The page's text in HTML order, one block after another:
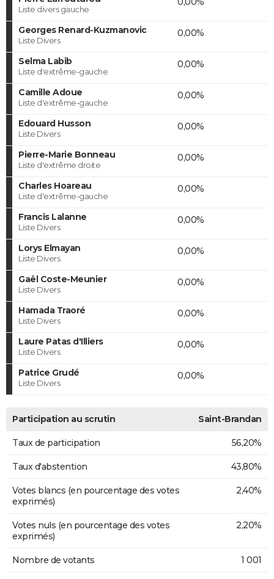
Liste divers gauche
Georges Renard-Kuzmanovic
Liste Divers
0,00%
Selma Labib
Liste d'extrême-gauche
0,00%
Camille Adoue
Liste d'extrême-gauche
0,00%
Edouard Husson
Liste Divers
0,00%
Pierre-Marie Bonneau
Liste d'extrême droite
0,00%
Charles Hoareau
Liste d'extrême-gauche
0,00%
Francis Lalanne
Liste Divers
0,00%
Lorys Elmayan
Liste Divers
0,00%
Gaël Coste-Meunier
Liste Divers
0,00%
Hamada Traoré
Liste Divers
0,00%
Laure Patas d'Illiers
Liste Divers
0,00%
Patrice Grudé
Liste Divers
0,00%
Participation au scrutin Saint-Brandan
Taux de participation 56,20%
Taux d'abstention 43,80%
Votes blancs (en pourcentage des votes
exprimés)
2,40%
Votes nuls (en pourcentage des votes
exprimés)
2,20%
Nombre de votants 1 001